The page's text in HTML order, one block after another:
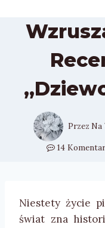
Przez Na
14
Niestety życie
świat zna